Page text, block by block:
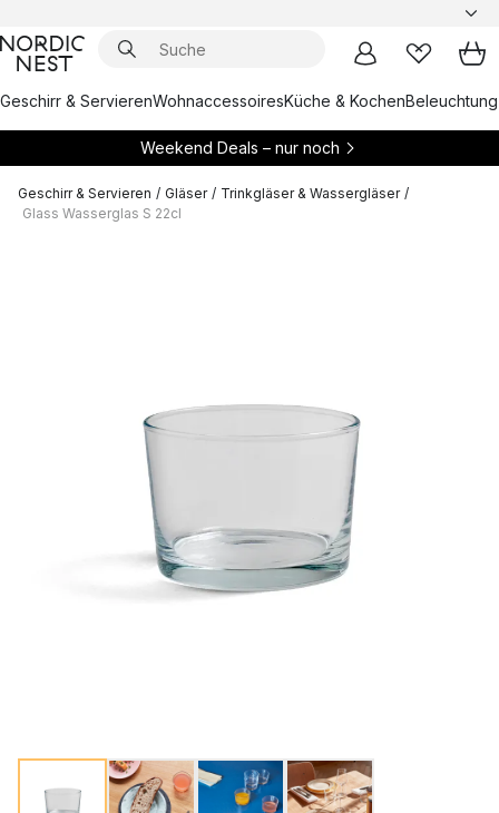
Geschirr & ServierenWohnaccessoiresKüche & KochenBeleuchtung
Weekend Deals – nur noch
Geschirr & Servieren / Gläser / Trinkgläser & Wassergläser /
Glass Wasserglas S 22cl